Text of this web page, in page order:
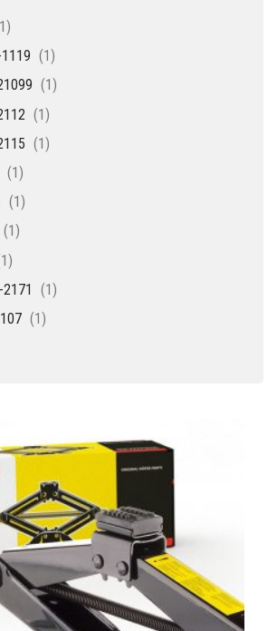
11
1 1
1 1
11
11
11
11
1 1
11
11
11